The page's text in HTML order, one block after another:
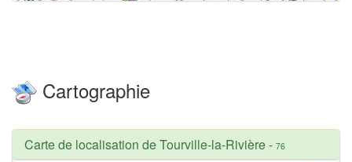
Cartographie
Carte de localisation de Tourville-la-Rivière- 76